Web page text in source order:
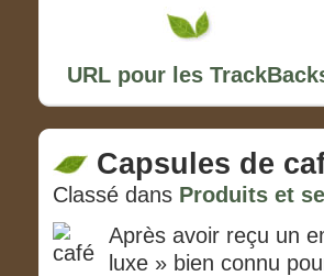
URL pour les
Capsules de
Classé dans Produits et
Après avoir reçu un
luxe » bien connu